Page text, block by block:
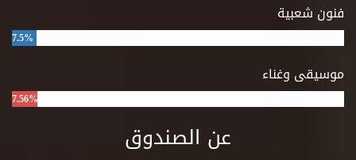
فنون شعبية
7.5%
موسيقى وغناء
7.56%
عن الصندوق